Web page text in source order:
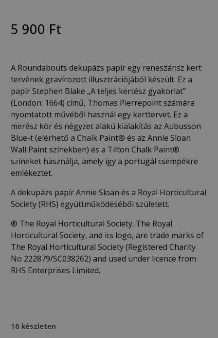
5 900 Ft
A Roundabouts dekupázs papír egy reneszánsz kert
tervének gravírozott illusztrációjából készült. Ez a
papír Stephen Blake „A teljes kertész gyakorlat”
(London: 1664) című, Thomas Pierrepoint számára
nyomtatott művéből használ egy kerttervet. Ez a
merész kör és négyzet alakú kialakítás az Aubusson
Blue-t (elérhető a Chalk Paint® és az Annie Sloan
Wall Paint színekben) és a Tilton Chalk Paint®
színeket használja, amely így a portugál csempékre
emlékeztet.
A dekupázs papír Annie Sloan és a Royal Horticultural
Society (RHS) együttműködéséből született.
®️ The Royal Horticultural Society. The Royal
Horticultural Society, and its logo, are trade marks of
The Royal Horticultural Society (Registered Charity
No 222879/SC038262) and used under licence from
RHS Enterprises Limited.
16 készleten